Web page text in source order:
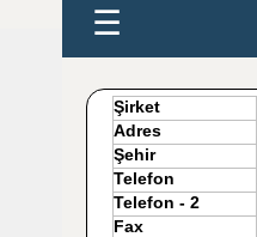
☰
Şirket
Adres
Şehir
Telefon
Telefon - 2
Fax